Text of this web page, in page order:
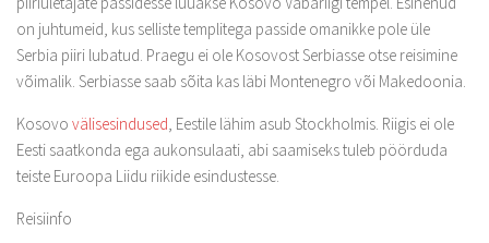
on juhtumeid, kus selliste templitega passide omanikke pole üle
Serbia piiri lubatud. Praegu ei ole Kosovost Serbiasse otse reisimine
võimalik. Serbiasse saab sõita kas läbi Montenegro või Makedoonia.
Kosovo välisesindused, Eestile lähim asub Stockholmis. Riigis ei ole
Eesti saatkonda ega aukonsulaati, abi saamiseks tuleb pöörduda
teiste Euroopa Liidu riikide esindustesse.
Reisiinfo